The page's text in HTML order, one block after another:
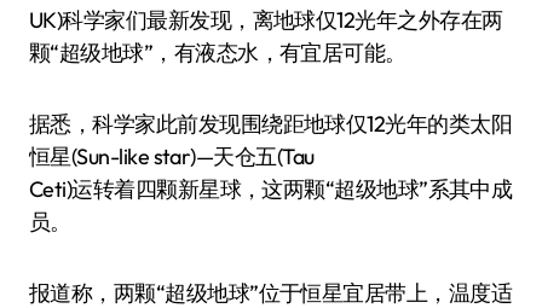
UK)科学家们最新发现，离地球仅12光年之外存在两
颗“超级地球”，有液态水，有宜居可能。
据悉，科学家此前发现围绕距地球仅12光年的类太阳
恒星(Sun-like star)—天仓五(Tau
Ceti)运转着四颗新星球，这两颗“超级地球”系其中成
员。
报道称，两颗“超级地球”位于恒星宜居带上，温度适